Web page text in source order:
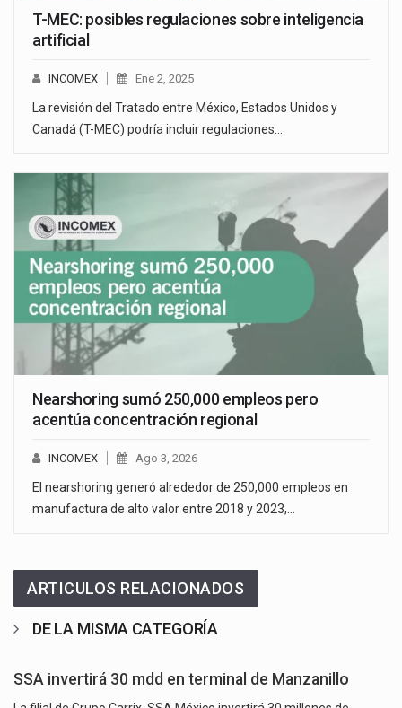
T-MEC: posibles regulaciones sobre inteligencia
artificial
INCOMEX Ene 2, 2025
La revisión del Tratado entre México, Estados Unidos y
Canadá (T-MEC) podría incluir regulaciones…
Nearshoring sumó 250,000 empleos pero
acentúa concentración regional
INCOMEX Ago 3, 2026
El nearshoring generó alrededor de 250,000 empleos en
manufactura de alto valor entre 2018 y 2023,…
ARTICULOS RELACIONADOS
DE LA MISMA CATEGORÍA
SSA invertirá 30 mdd en terminal de Manzanillo